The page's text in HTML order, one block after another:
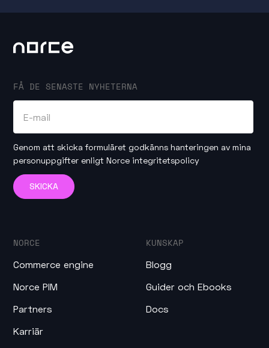
FÅ DE SENASTE NYHETERNA
Genom att skicka formuläret godkänns hanteringen av mina
personuppgifter enligtNorce integritetspolicy
NORCE
Commerce engine
Norce PIM
Partners
Karriär
KUNSKAP
Blogg
Guider och Ebooks
Docs